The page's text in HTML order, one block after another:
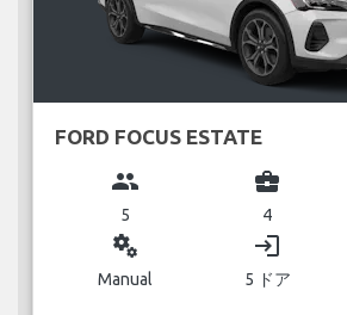
FORD FOCUS ESTATE
group
5
business_center
4
miscellaneous_services
Manual
login
5 ドア